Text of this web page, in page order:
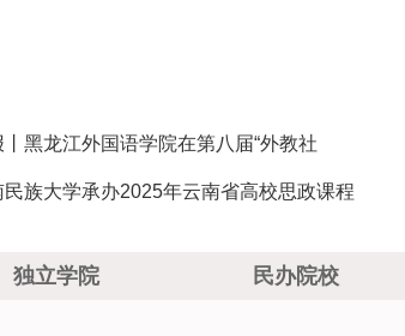
丨黑龙江外国语学院在第八届“外教社
高校学生跨文化能力大赛黑龙江赛区比赛
民族大学承办2025年云南省高校思政课程
独立学院 民办院校